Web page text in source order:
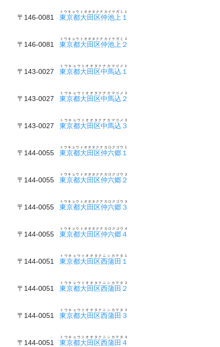
〒146-0081 東京都大田区仲池上１
トウキョウトオオタクナカイケガミ１
〒146-0081 東京都大田区仲池上２
トウキョウトオオタクナカイケガミ２
〒143-0027 東京都大田区中馬込１
トウキョウトオオタクナカマゴメ１
〒143-0027 東京都大田区中馬込２
トウキョウトオオタクナカマゴメ２
〒143-0027 東京都大田区中馬込３
トウキョウトオオタクナカマゴメ３
〒144-0055 東京都大田区仲六郷１
トウキョウトオオタクナカロクゴウ１
〒144-0055 東京都大田区仲六郷２
トウキョウトオオタクナカロクゴウ２
〒144-0055 東京都大田区仲六郷３
トウキョウトオオタクナカロクゴウ３
〒144-0055 東京都大田区仲六郷４
トウキョウトオオタクナカロクゴウ４
〒144-0051 東京都大田区西蒲田１
トウキョウトオオタクニシカマタ１
〒144-0051 東京都大田区西蒲田２
トウキョウトオオタクニシカマタ２
〒144-0051 東京都大田区西蒲田３
トウキョウトオオタクニシカマタ３
〒144-0051 東京都大田区西蒲田４
トウキョウトオオタクニシカマタ４